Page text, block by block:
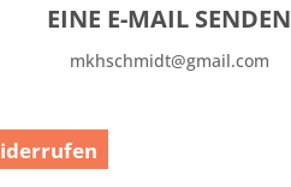
EINE E-MAIL SENDEN
mkhschmidt@gmail.com